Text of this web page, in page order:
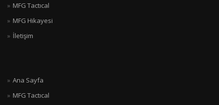
MFG Tactıcal
MFG Hikayesi
İletişim
Ana Sayfa
MFG Tactıcal